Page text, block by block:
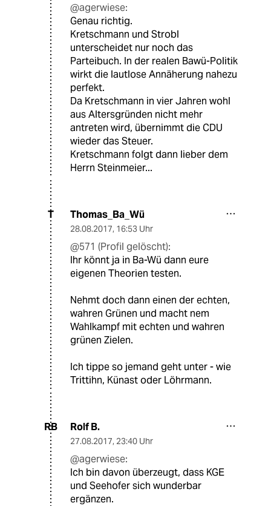
@agerwiese:
Genau richtig.
Kretschmann und Strobl
unterscheidet nur noch das
Parteibuch. In der realen Bawü-Politik
wirkt die lautlose Annäherung nahezu
perfekt.
Da Kretschmann in vier Jahren wohl
aus Altersgründen nicht mehr
antreten wird, übernimmt die CDU
wieder das Steuer.
Kretschmann folgt dann lieber dem
Herrn Steinmeier...
T Thomas_Ba_Wü
28.08.2017, 16:53 Uhr
@571 (Profil gelöscht):
Ihr könnt ja in Ba-Wü dann eure
eigenen Theorien testen.
Nehmt doch dann einen der echten,
wahren Grünen und macht nem
Wahlkampf mit echten und wahren
grünen Zielen.
Ich tippe so jemand geht unter - wie
Trittihn, Künast oder Löhrmann.
RB Rolf B.
27.08.2017, 23:40 Uhr
@agerwiese:
Ich bin davon überzeugt, dass KGE
und Seehofer sich wunderbar
ergänzen.